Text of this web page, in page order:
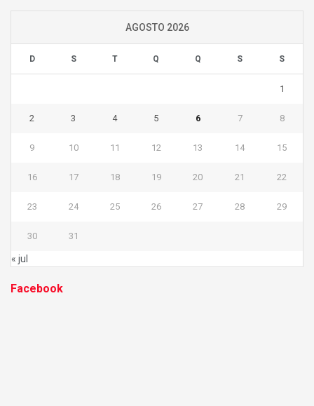
AGOSTO 2026
D S T Q Q S S
1
2 3 4 5 6 7 8
9 10 11 12 13 14 15
16 17 18 19 20 21 22
23 24 25 26 27 28 29
30 31
« jul
Facebook